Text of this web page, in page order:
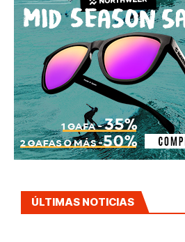
ÚLTIMAS NOTICIAS